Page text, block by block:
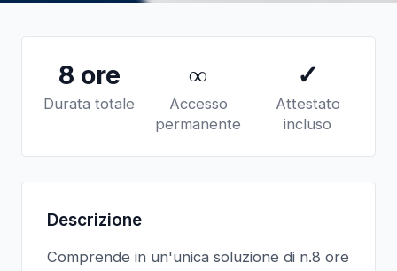
8 ore
Durata totale
∞
Accesso
permanente
✓
Attestato
incluso
Descrizione
Comprende in un'unica soluzione di n.8 ore